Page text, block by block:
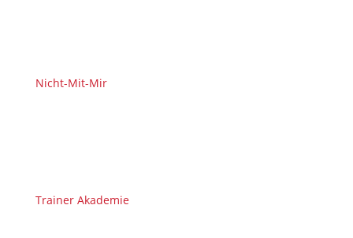
Nicht-Mit-Mir
Trainer Akademie